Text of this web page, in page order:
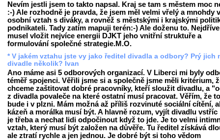
Nevím jestli jsem to takto napsal. Kraj se tam s městem moc
:-) Ale rozhodně je pravda, že jsem měl velmi vřelý a mnohdy
osobní vztah s diváky, a rovněž s městskými i krajskými
podnikateli. Tady zatím mapuji terén:-) Ale doženu to.
musel vložit nejvíce energii DJKT jeho vnitřní struktuře a
formulování společné strategie.M.O.
* V jakém vztahu jste vy jako ředitel divadla a odbory? Prý jich
divadle několik? Ivan
Ano máme asi 5 odborových organizací. V Liberci mi byly
téměř spojenci. Věřili jsme si a společně jsme měli kritérium,
chceme zaštitovat dobré pracovníky, kteří sloužit divadlu, a
z divadla povaleče na které ostatní musí pracovat. Věřím, že
bude i v plzni. Mám možná až příliš rozvinuté sociální cítění,
kázeň a morálka musí být. A hlavně rozum, vyjít divadlu vstříc
je třeba a nechat lidi odpočinout když to jde. Je to velmi
vztah, který musí být založen na důvěře. Tu ředitel získává
ale ztratí rychle a jen jednou. Je dobré být si toho vědom